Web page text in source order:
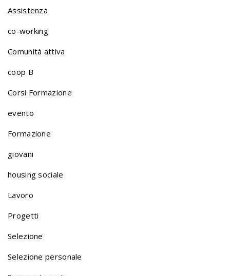
Assistenza
co-working
Comunità attiva
coop B
Corsi Formazione
evento
Formazione
giovani
housing sociale
Lavoro
Progetti
Selezione
Selezione personale